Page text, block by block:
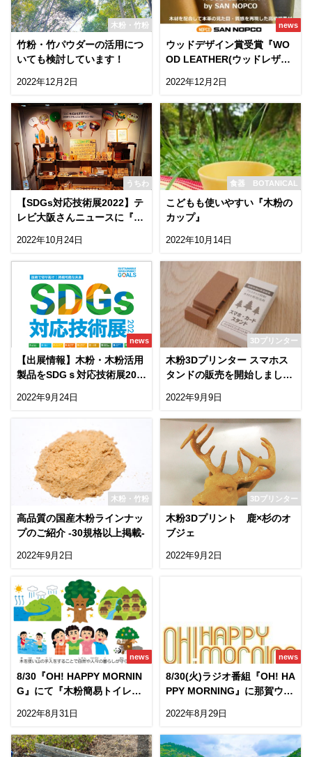
木粉・竹粉
竹粉・竹パウダーの活用につ
いても検討しています！
2022年12月2日
news
ウッドデザイン賞受賞『WO
OD LEATHER(ウッドレザ
2022年12月2日
うちわ
【SDGs対応技術展2022】テ
レビ大阪さんニュースに『木
2022年10月24日
食器 BOTANICAL
こどもも使いやすい『木粉の
カップ』
2022年10月14日
news
【出展情報】木粉・木粉活用
製品をSDGｓ対応技術展202
2022年9月24日
3Dプリンター
木粉3Dプリンター スマホス
タンドの販売を開始しました
2022年9月9日
木粉・竹粉
高品質の国産木粉ラインナッ
プのご紹介 -30規格以上掲載-
2022年9月2日
3Dプリンター
木粉3Dプリント️ 鹿×杉のオ
ブジェ
2022年9月2日
news
8/30『OH! HAPPY MORNIN
G』にて『木粉簡易トイレ』
2022年8月31日
news
8/30(火)ラジオ番組『OH! HA
PPY MORNING』に那賀ウッ
2022年8月29日